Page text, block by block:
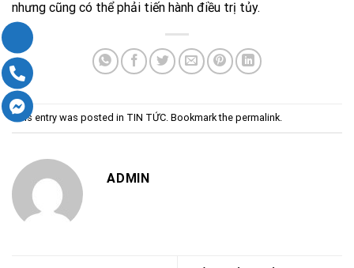
nhưng cũng có thể phải tiến hành điều trị tủy.
This entry was posted in TIN TỨC . Bookmark the permalink
ADMIN